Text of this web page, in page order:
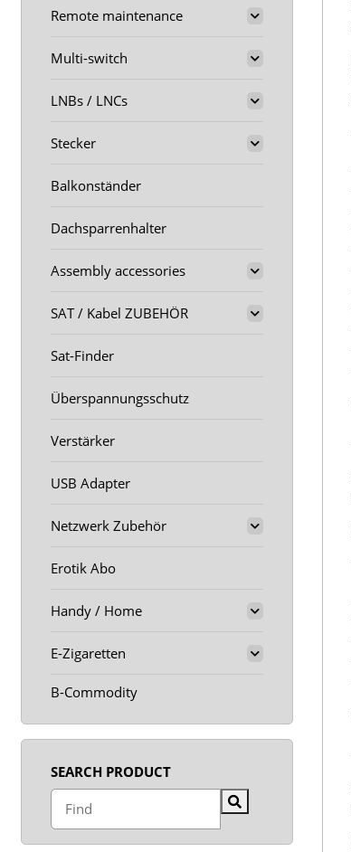
Remote maintenance
Multi-switch
LNBs / LNCs
Stecker
Balkonständer
Dachsparrenhalter
Assembly accessories
SAT / Kabel ZUBEHÖR
Sat-Finder
Überspannungsschutz
Verstärker
USB Adapter
Netzwerk Zubehör
Erotik Abo
Handy / Home
E-Zigaretten
B-Commodity
SEARCH PRODUCT